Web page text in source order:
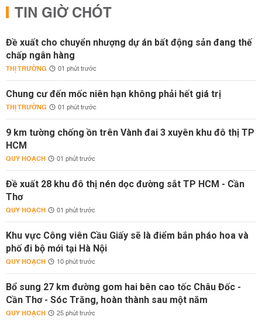
TIN GIỜ CHÓT
Đề xuất cho chuyển nhượng dự án bất động sản đang thế
chấp ngân hàng
THỊ TRƯỜNG 01 phút trước
Chung cư đến mốc niên hạn không phải hết giá trị
THỊ TRƯỜNG 01 phút trước
9 km tường chống ồn trên Vành đai 3 xuyên khu đô thị TP
HCM
QUY HOẠCH 01 phút trước
Đề xuất 28 khu đô thị nén dọc đường sắt TP HCM - Cần
Thơ
QUY HOẠCH 01 phút trước
Khu vực Công viên Cầu Giấy sẽ là điểm bắn pháo hoa và
phố đi bộ mới tại Hà Nội
QUY HOẠCH 10 phút trước
Bổ sung 27 km đường gom hai bên cao tốc Châu Đốc -
Cần Thơ - Sóc Trăng, hoàn thành sau một năm
QUY HOẠCH 25 phút trước